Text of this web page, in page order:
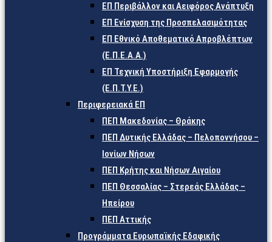
ΕΠ Περιβάλλον και Αειφόρος Ανάπτυξη
ΕΠ Ενίσχυση της Προσπελασιμότητας
ΕΠ Εθνικό Αποθεματικό Απροβλέπτων
(Ε.Π.Ε.Α.Α.)
ΕΠ Τεχνική Υποστήριξη Εφαρμογής
(Ε.Π.Τ.Υ.Ε.)
Περιφερειακά ΕΠ
ΠΕΠ Μακεδονίας – Θράκης
ΠΕΠ Δυτικής Ελλάδας – Πελοποννήσου –
Ιονίων Νήσων
ΠΕΠ Κρήτης και Νήσων Αιγαίου
ΠΕΠ Θεσσαλίας – Στερεάς Ελλάδας –
Ηπείρου
ΠΕΠ Αττικής
Προγράμματα Ευρωπαϊκής Εδαφικής